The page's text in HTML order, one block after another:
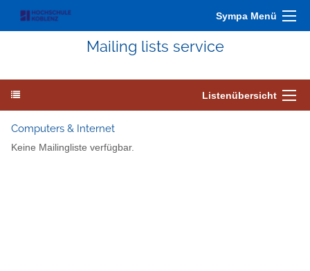
Sympa Menü
Mailing lists service
Listenübersicht
Computers & Internet
Keine Mailingliste verfügbar.